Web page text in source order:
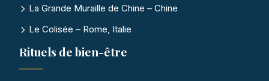
La Grande Muraille de Chine – Chine
Le Colisée – Rome, Italie
Rituels de bien-être